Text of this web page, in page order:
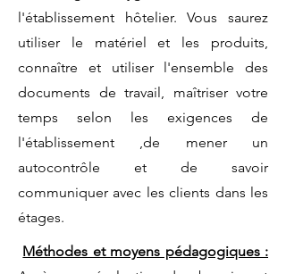
l'établissement hôtelier. Vous saurez
utiliser le matériel et les produits,
connaître et utiliser l'ensemble des
documents de travail, maîtriser votre
temps selon les exigences de
l'établissement ,de mener un
autocontrôle et de savoir
communiquer avec les clients dans les
étages.
Méthodes et moyens pédagogiques :